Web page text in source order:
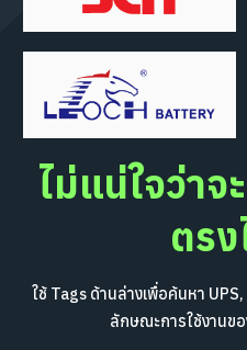
ไม่แน่ใจว่าจ
ตรง
ใช้ Tags ด้านล่างเพื่อค้นหา
ลักษณะการใช้งานข